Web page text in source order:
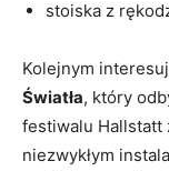
stoiska z
Kolejnym
Światła, który
festiwalu Hallstatt
niezwykłym